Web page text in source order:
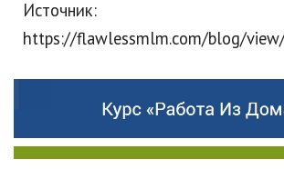
Источник:
https://flawlessmlm.com/blog/